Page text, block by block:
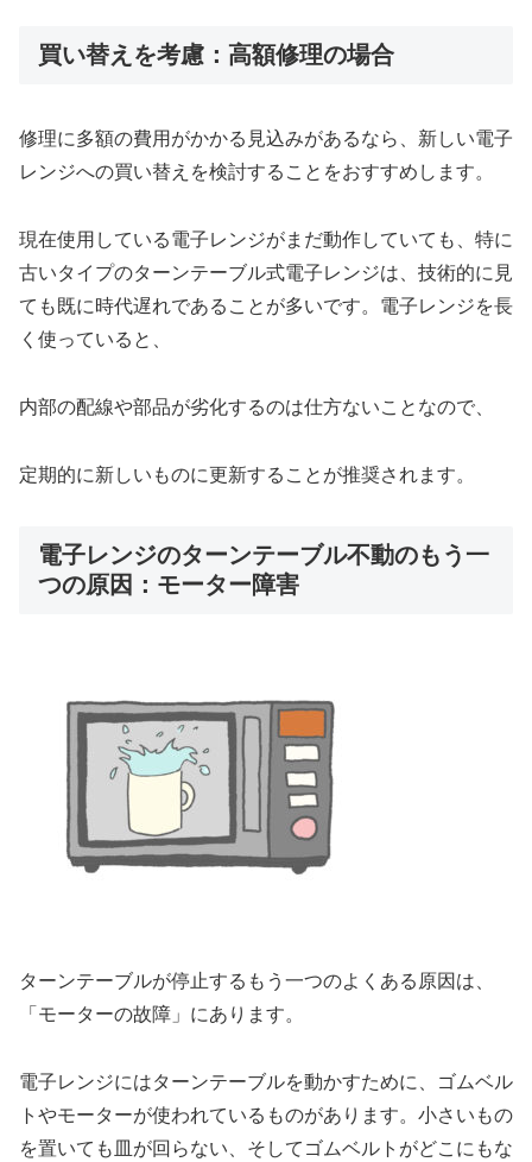
買い替えを考慮：高額修理の場合
修理に多額の費用がかかる見込みがあるなら、新しい電子
レンジへの買い替えを検討することをおすすめします。
現在使用している電子レンジがまだ動作していても、特に
古いタイプのターンテーブル式電子レンジは、技術的に見
ても既に時代遅れであることが多いです。電子レンジを長
く使っていると、
内部の配線や部品が劣化するのは仕方ないことなので、
定期的に新しいものに更新することが推奨されます。
電子レンジのターンテーブル不動のもう一
つの原因：モーター障害
ターンテーブルが停止するもう一つのよくある原因は、
「モーターの故障」にあります。
電子レンジにはターンテーブルを動かすために、ゴムベル
トやモーターが使われているものがあります。小さいもの
を置いても皿が回らない、そしてゴムベルトがどこにもな